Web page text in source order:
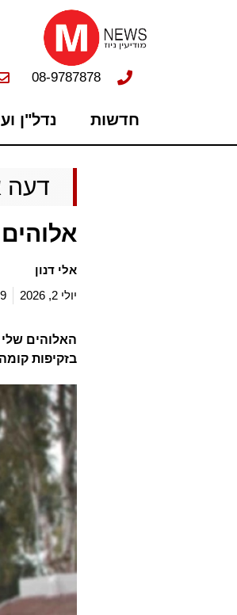
08-9787878
חדשות נדל"ן
דעה
אלי דנון
יולי 2, 2026
האלוהים
בזקיפות קומה